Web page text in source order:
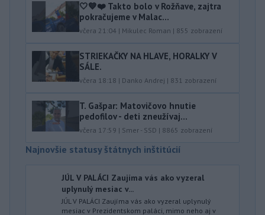
🤍💙❤️ Takto bolo v Rožňave, zajtra
pokračujeme v Malac...
včera 21:04 | Mikulec Roman | 855 zobrazení
STRIEKAČKY NA HLAVE, HORALKY V
SÁLE.
včera 18:18 | Danko Andrej | 831 zobrazení
T. Gašpar: Matovičovo hnutie
pedofilov - deti zneužívaj...
včera 17:59 | Smer - SSD | 8865 zobrazení
Najnovšie statusy štátnych inštitúcií
JÚL V PALÁCI Zaujíma vás ako vyzeral
uplynulý mesiac v...
JÚL V PALÁCI Zaujíma vás ako vyzeral uplynulý
mesiac v Prezidentskom paláci, mimo neho aj v